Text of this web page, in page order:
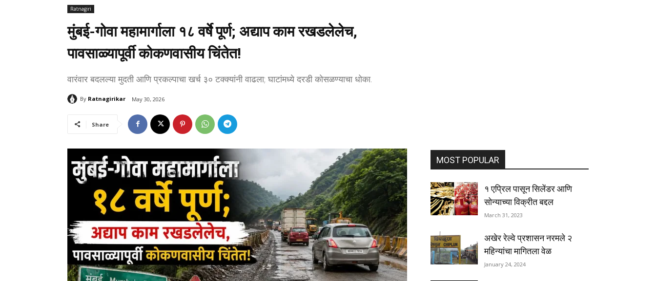
Ratnagiri
मुंबई-गोवा महामार्गाला १८ वर्षे पूर्ण; अद्याप काम रखडलेलेच,
पावसाळ्यापूर्वी कोकणवासीय चिंतेत!
वारंवार बदलल्या मुदती आणि प्रकल्पाचा खर्च ३० टक्क्यांनी वाढला; घाटांमध्ये दरडी कोसळण्याचा धोका.
By Ratnagirikar May 30, 2026
Share
MOST POPULAR
१ एप्रिल पासून सिलेंडर आणि
सोन्याच्या विक्रीत बद्दल
March 31, 2023
अखेर रेल्वे प्रशासन नरमले २
महिन्यांचा मागितला वेळ
January 24, 2024